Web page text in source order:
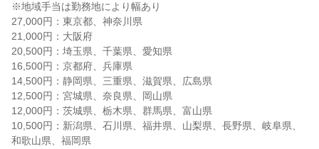
※地域手当は勤務地により幅あり
27,000円：東京都、神奈川県
21,000円：大阪府
20,500円：埼玉県、千葉県、愛知県
16,500円：京都府、兵庫県
14,500円：静岡県、三重県、滋賀県、広島県
12,500円：宮城県、奈良県、岡山県
12,000円：茨城県、栃木県、群馬県、富山県
10,500円：新潟県、石川県、福井県、山梨県、長野県、岐阜県、
和歌山県、福岡県